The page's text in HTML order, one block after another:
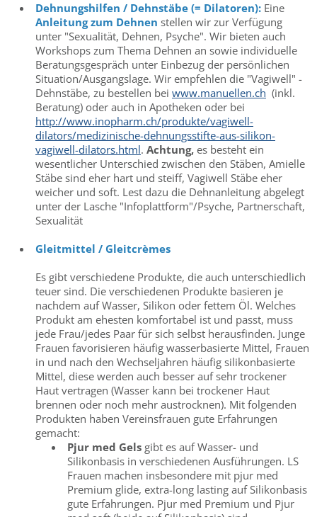
Dehnungshilfen / Dehnstäbe (= Dilatoren): Eine
Anleitung zum Dehnen stellen wir zur Verfügung
unter "Sexualität, Dehnen, Psyche". Wir bieten auch
Workshops zum Thema Dehnen an sowie individuelle
Beratungsgespräch unter Einbezug der persönlichen
Situation/Ausgangslage. Wir empfehlen die "Vagiwell" -
Dehnstäbe, zu bestellen bei www.manuellen.ch (inkl.
Beratung) oder auch in Apotheken oder bei
http://www.inopharm.ch/produkte/vagiwell-
dilators/medizinische-dehnungsstifte-aus-silikon-
vagiwell-dilators.html. Achtung, es besteht ein
wesentlicher Unterschied zwischen den Stäben, Amielle
Stäbe sind eher hart und steiff, Vagiwell Stäbe eher
weicher und soft. Lest dazu die Dehnanleitung abgelegt
unter der Lasche "Infoplattform"/Psyche, Partnerschaft,
Sexualität
Gleitmittel / Gleitcrèmes
Es gibt verschiedene Produkte, die auch unterschiedlich
teuer sind. Die verschiedenen Produkte basieren je
nachdem auf Wasser, Silikon oder fettem Öl. Welches
Produkt am ehesten komfortabel ist und passt, muss
jede Frau/jedes Paar für sich selbst herausfinden. Junge
Frauen favorisieren häufig wasserbasierte Mittel, Frauen
in und nach den Wechseljahren häufig silikonbasierte
Mittel, diese werden auch besser auf sehr trockener
Haut vertragen (Wasser kann bei trockener Haut
brennen oder noch mehr austrocknen). Mit folgenden
Produkten haben Vereinsfrauen gute Erfahrungen
gemacht:
Pjur med Gels gibt es auf Wasser- und
Silikonbasis in verschiedenen Ausführungen. LS
Frauen machen insbesondere mit pjur med
Premium glide, extra-long lasting auf Silikonbasis
gute Erfahrungen. Pjur med Premium und Pjur